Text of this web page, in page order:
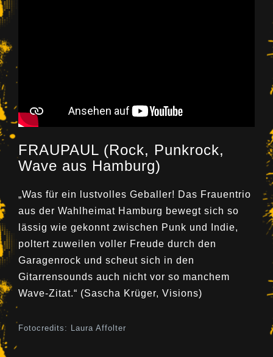
FRAUPAUL (Rock, Punkrock,
Wave aus Hamburg)
„Was für ein lustvolles Geballer! Das Frauentrio
aus der Wahlheimat Hamburg bewegt sich so
lässig wie gekonnt zwischen Punk und Indie,
poltert zuweilen voller Freude durch den
Garagenrock und scheut sich in den
Gitarrensounds auch nicht vor so manchem
Wave-Zitat.“ (Sascha Krüger, Visions)
Fotocredits: Laura Affolter